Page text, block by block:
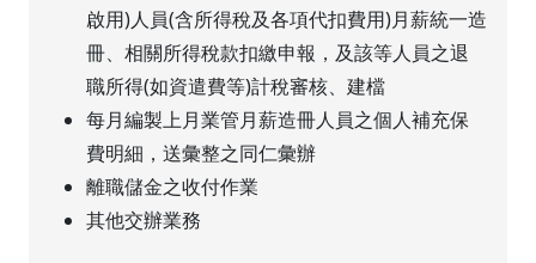
啟用)人員(含所得稅及各項代扣費用)月薪統一造
冊、相關所得稅款扣繳申報，及該等人員之退
職所得(如資遣費等)計稅審核、建檔
每月編製上月業管月薪造冊人員之個人補充保
費明細，送彙整之同仁彙辦
離職儲金之收付作業
其他交辦業務